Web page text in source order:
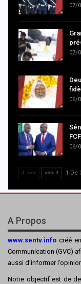
07/
07/
06/
06/
<<< >>> 1 De
A Propos
www.sentv.info créé
Communication (GVC)
aussi d’informer
Notre objectif est de